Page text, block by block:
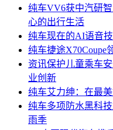
纯车VV6获中汽研
心的出行生活
纯车现在的AI语音
纯车捷途X70Coupe
资讯保护儿童乘车
业创新
纯车艾力绅：在最
纯车多项防水黑科
雨季